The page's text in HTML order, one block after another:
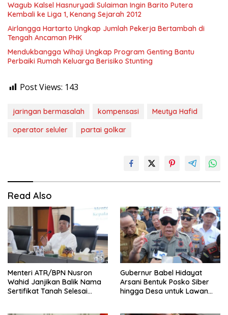
Wagub Kalsel Hasnuryadi Sulaiman Ingin Barito Putera
Kembali ke Liga 1, Kenang Sejarah 2012
Airlangga Hartarto Ungkap Jumlah Pekerja Bertambah di
Tengah Ancaman PHK
Mendukbangga Wihaji Ungkap Program Genting Bantu
Perbaiki Rumah Keluarga Berisiko Stunting
Post Views: 143
jaringan bermasalah kompensasi
Meutya Hafid
operator seluler
partai golkar
Read Also
Menteri ATR/BPN Nusron
Wahid Janjikan Balik Nama
Sertifikat Tanah Selesai
Gubernur Babel Hidayat
Arsani Bentuk Posko Siber
hingga Desa untuk Lawan